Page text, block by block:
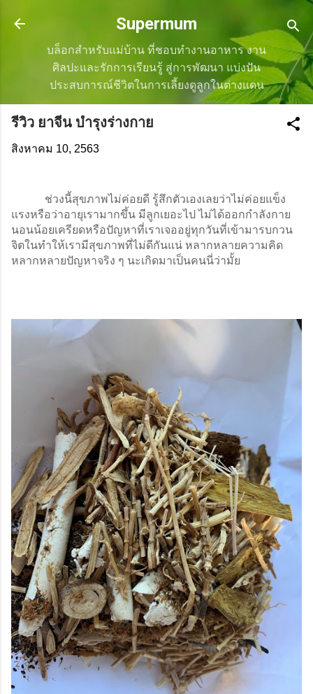
ข้ามไปที่เนื้อหาหลัก
Supermum
บล็อกสำหรับแม่บ้าน ที่ชอบทำงานอาหาร งาน
ศิลปะและรักการเรียนรู้ สู่การพัฒนา แบ่งปัน
ประสบการณ์ชีวิตในการเลี้ยงดูลูกในต่างแดน
รีวิว ยาจีน บำรุงร่างกาย
สิงหาคม 10, 2563
ช่วงนี้สุขภาพไม่ค่อยดี รู้สึกตัวเองเลยว่าไม่ค่อยแข็ง
แรงหรือว่าอายุเรามากขึ้น มีลูกเยอะไป ไม่ได้ออกกำลังกาย
นอนน้อยเครียดหรือปัญหาที่เราเจออยู่ทุกวันที่เข้ามารบกวน
จิตในทำให้เรามีสุขภาพที่ไม่ดีกันแน่ หลากหลายความคิด
หลากหลายปัญหาจริง ๆ นะเกิดมาเป็นคนนี่ว่ามั้ย